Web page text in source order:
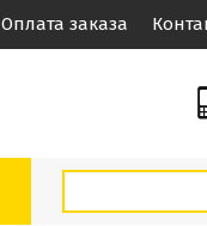
Оплата заказа